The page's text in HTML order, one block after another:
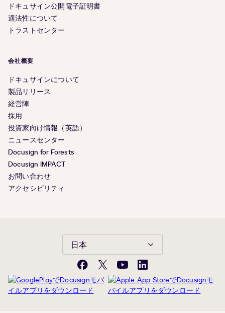
ドキュサイン公開電子証明書
適法性について
トラストセンター
会社概要
ドキュサインについて
製品リリース
経営陣
採用
投資家向け情報（英語）
ニュースセンター
Docusign for Forests
Docusign IMPACT
お問い合わせ
アクセシビリティ
日本
Facebook
X(旧
Twitter)
YouTubeLinkedIn